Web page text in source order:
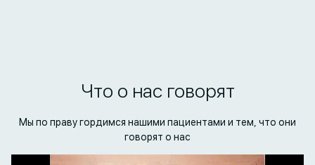
Что о нас говорят
Мы по праву гордимся нашими пациентами и тем, что они
говорят о нас